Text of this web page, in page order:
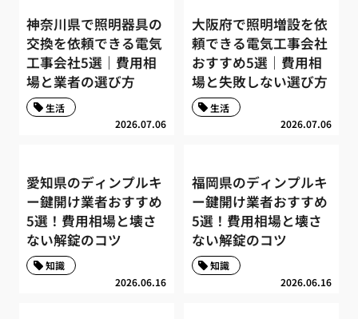
神奈川県で照明器具の
交換を依頼できる電気
工事会社5選｜費用相
場と業者の選び方
2026.07.06
生活
大阪府で照明増設を依
頼できる電気工事会社
おすすめ5選｜費用相
場と失敗しない選び方
2026.07.06
生活
愛知県のディンプルキ
ー鍵開け業者おすすめ
5選！費用相場と壊さ
ない解錠のコツ
2026.06.16
知識
福岡県のディンプルキ
ー鍵開け業者おすすめ
5選！費用相場と壊さ
ない解錠のコツ
2026.06.16
知識